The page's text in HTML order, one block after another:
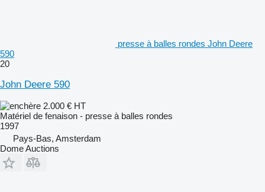
presse à balles rondes John Deere
590
20
John Deere 590
2.000 € HT
Matériel de fenaison - presse à balles rondes
1997
Pays-Bas, Amsterdam
Dome Auctions